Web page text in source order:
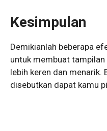
Kesimpulan
Demikianlah beberapa
untuk membuat
lebih keren dan menarik.
disebutkan dapat kamu